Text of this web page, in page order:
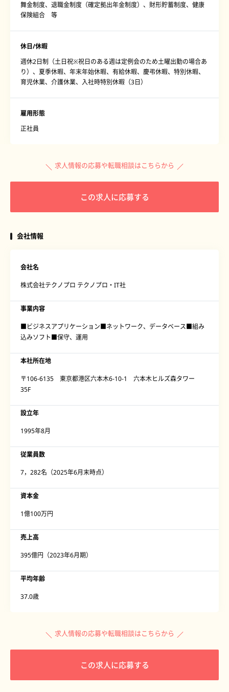
舞金制度、退職金制度（確定拠出年金制度）、財形貯蓄制度、健康
保険組合 等
休日/休暇
週休2日制（土日祝※祝日のある週は定例会のため土曜出勤の場合あ
り）、夏季休暇、年末年始休暇、有給休暇、慶弔休暇、特別休暇、
育児休業、介護休業、入社時特別休暇（3日）
雇用形態
正社員
求人情報の応募や転職相談はこちらから
この求人に応募する
会社情報
会社名
株式会社テクノプロ テクノプロ・IT社
事業内容
■ビジネスアプリケーション■ネットワーク、データベース■組み
込みソフト■保守、運用
本社所在地
〒106-6135 東京都港区六本木6-10-1 六本木ヒルズ森タワー
35F
設立年
1995年8月
従業員数
7，282名（2025年6月末時点）
資本金
1億100万円
売上高
395億円（2023年6月期）
平均年齢
37.0歳
求人情報の応募や転職相談はこちらから
この求人に応募する